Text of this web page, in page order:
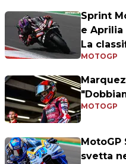
Sprint
e Aprilia
La
MOTOGP
MOTOGP
MotoGP
svetta